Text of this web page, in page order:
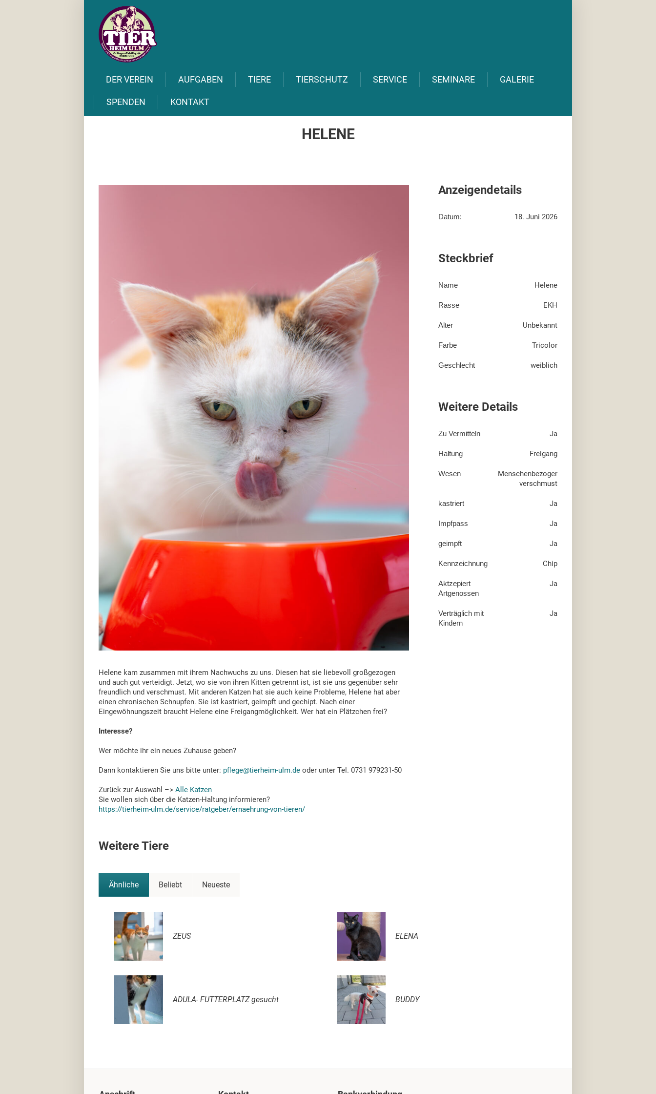
DER VEREIN AUFGABEN TIERE TIERSCHUTZ SERVICE SEMINARE GALERIE
SPENDEN KONTAKT
Home /HELENE
HELENE
Helene kam zusammen mit ihrem Nachwuchs zu uns. Diesen hat sie liebevoll großgezogen
und auch gut verteidigt. Jetzt, wo sie von ihren Kitten getrennt ist, ist sie uns gegenüber sehr
freundlich und verschmust. Mit anderen Katzen hat sie auch keine Probleme, Helene hat aber
einen chronischen Schnupfen. Sie ist kastriert, geimpft und gechipt. Nach einer
Eingewöhnungszeit braucht Helene eine Freigangmöglichkeit. Wer hat ein Plätzchen frei?
Interesse?
Wer möchte ihr ein neues Zuhause geben?
Dann kontaktieren Sie uns bitte unter: pflege@tierheim-ulm.de oder unter Tel. 0731 979231-50
Zurück zur Auswahl –> Alle Katzen
Sie wollen sich über die Katzen-Haltung informieren?
https://tierheim-ulm.de/service/ratgeber/ernaehrung-von-tieren/
Anzeigendetails
Datum: 18. Juni 2026
Steckbrief
Name Helene
Rasse EKH
Alter Unbekannt
Farbe Tricolor
Geschlecht weiblich
Weitere Details
Zu Vermitteln Ja
Haltung Freigang
Wesen
Menschenbezogen,
verschmust
kastriert Ja
Impfpass Ja
geimpft Ja
Kennzeichnung Chip
Aktzepiert
Artgenossen
Ja
Verträglich mit
Kindern
Ja
Weitere Tiere
Ähnliche Beliebt Neueste
ZEUS ELENA
ADULA- FUTTERPLATZ gesucht BUDDY